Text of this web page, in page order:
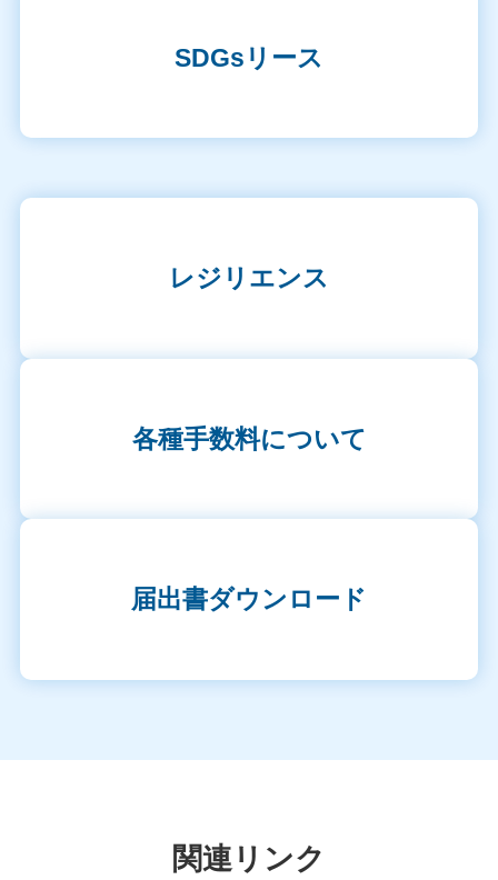
SDGsリース
レジリエンス
各種手数料について
届出書ダウンロード
関連リンク